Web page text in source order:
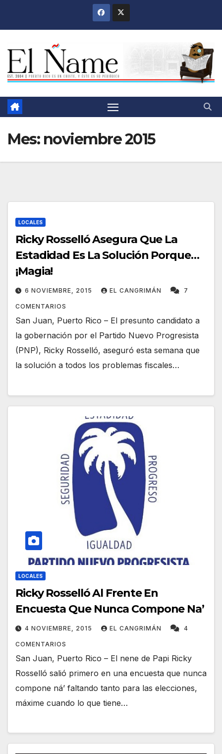
Mes: noviembre 2015
LOCALES
Ricky Rosselló Asegura Que La
Estadidad Es La Solución Porque…
¡Magia!
6 NOVIEMBRE, 2015 EL CANGRIMÁN 7
COMENTARIOS
San Juan, Puerto Rico – El presunto candidato a
la gobernación por el Partido Nuevo Progresista
(PNP), Ricky Rosselló, aseguró esta semana que
la solución a todos los problemas fiscales…
LOCALES
Ricky Rosselló Al Frente En
Encuesta Que Nunca Compone Na’
4 NOVIEMBRE, 2015 EL CANGRIMÁN 4
COMENTARIOS
San Juan, Puerto Rico – El nene de Papi Ricky
Rosselló salió primero en una encuesta que nunca
compone ná’ faltando tanto para las elecciones,
máxime cuando lo que tiene…